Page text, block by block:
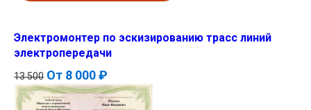
Электромонтер по эскизированию трасс линий
электропередачи
13 500 От 8 000 ₽